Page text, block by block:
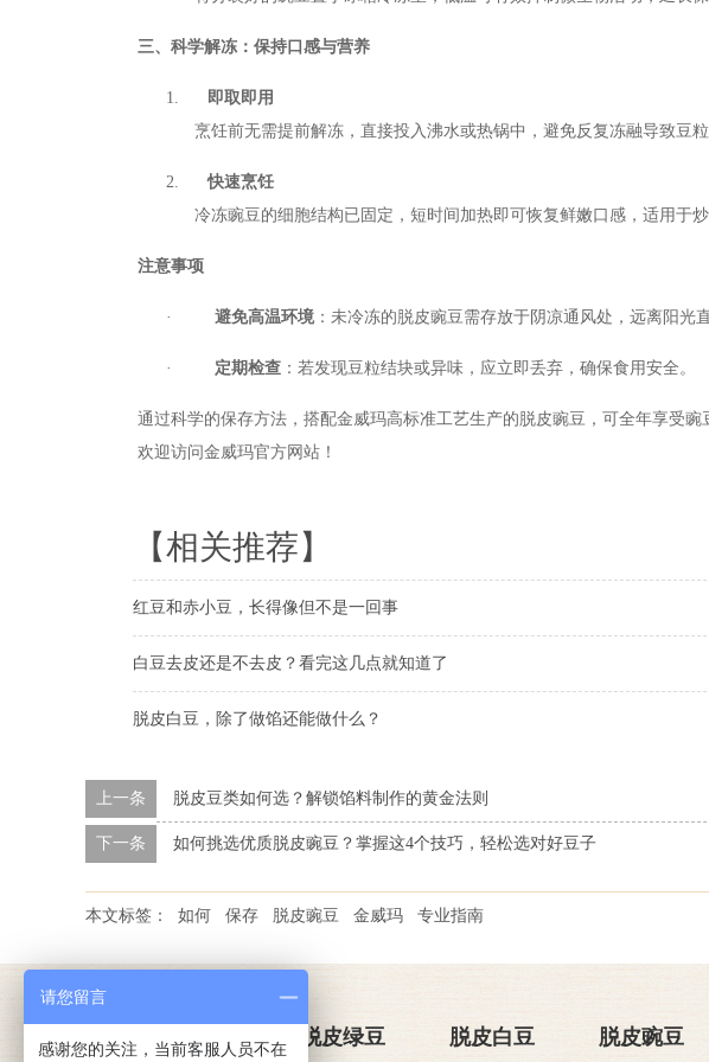
三、科学解冻：保持口感与营养
1. 即取即用
烹饪前无需提前解冻，直接投入沸水或热锅中，避免反复冻融导致豆粒
2.快速烹饪
冷冻豌豆的细胞结构已固定，短时间加热即可恢复鲜嫩口感，适用于炒
注意事项
· 避免高温环境 ：未冷冻的脱皮豌豆需存放于阴凉通风处，远离阳光直
· 定期检查 ：若发现豆粒结块或异味，应立即丢弃，确保食用安全。
通过科学的保存方法，搭配金威玛高标准工艺生产的脱皮豌豆，可全年享受
欢迎访问金威玛官方网站！
【相关推荐】
红豆和赤小豆，长得像但不是一回事
白豆去皮还是不去皮？看完这几点就知道了
脱皮白豆，除了做馅还能做什么？
上一条 脱皮豆类如何选？解锁馅料制作的黄金法则
下一条 如何挑选优质脱皮豌豆？掌握这4个技巧，轻松选对好豆子
本文标签： 如何 保存 脱皮豌豆 金威玛 专业指南
关于金威玛 脱皮绿豆 脱皮白豆 脱皮豌豆
请您留言
感谢您的关注，当前客服人员不在